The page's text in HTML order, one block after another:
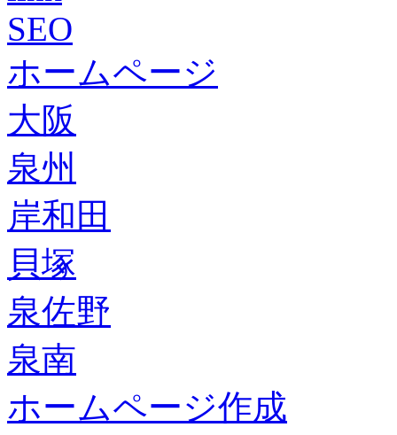
SEO
ホームページ
大阪
泉州
岸和田
貝塚
泉佐野
泉南
ホームページ作成